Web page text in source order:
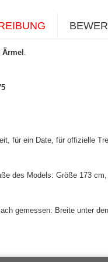
Ärmel
für ein Date, für offizielle
des Models: Größe 173
gemessen: Breite unter